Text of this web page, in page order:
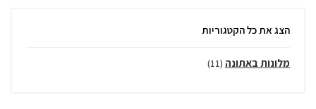
הצג את כל הקטגוריות
מלונות באתונה (11)